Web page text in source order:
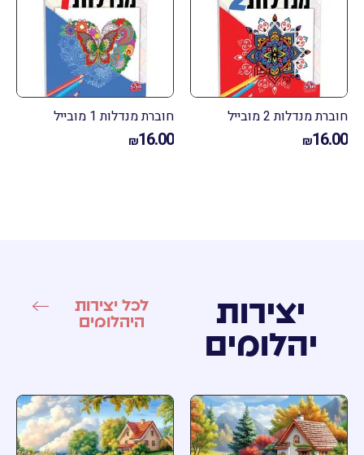
מנדלות 2 מובייל
₪
חוברת מנדלות 1 מובייל
₪16.00
יצירות
יהלומים
לכל יצירות
היהלומים